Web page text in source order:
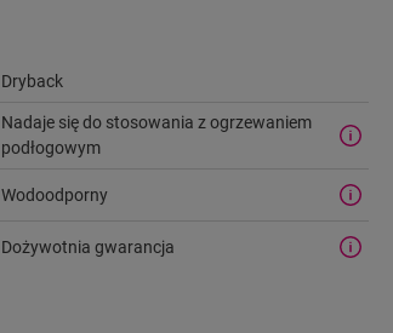
Dryback
Nadaje się do stosowania z ogrzewaniem
podłogowym
Wodoodporny
Dożywotnia gwarancja